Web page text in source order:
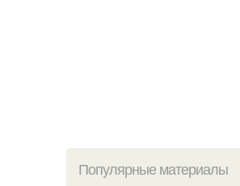
Популярные материалы